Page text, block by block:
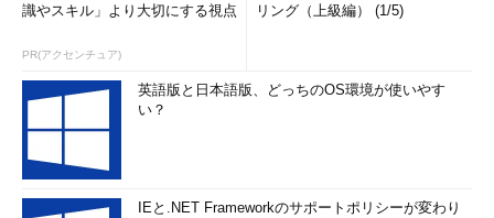
識やスキル」より大切にする視点
PR(アクセンチュア)
リング（上級編） (1/5)
英語版と日本語版、どっちのOS環境が使いやす
い？
IEと.NET Frameworkのサポートポリシーが変わり